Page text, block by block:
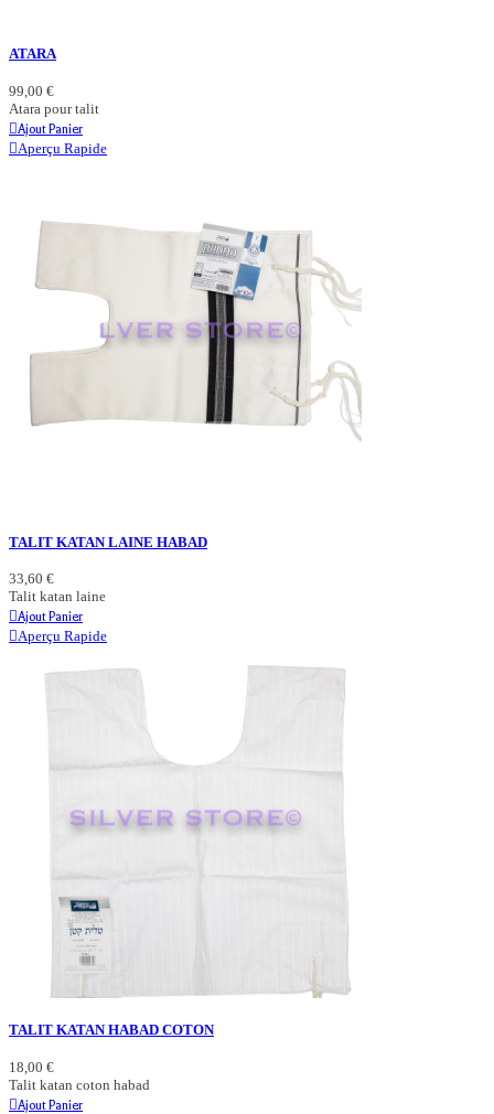
ATARA
99,00 €
Atara pour talit
Ajout Panier
Aperçu Rapide
TALIT KATAN LAINE HABAD
33,60 €
Talit katan laine
Ajout Panier
Aperçu Rapide
TALIT KATAN HABAD COTON
18,00 €
Talit katan coton habad
Ajout Panier